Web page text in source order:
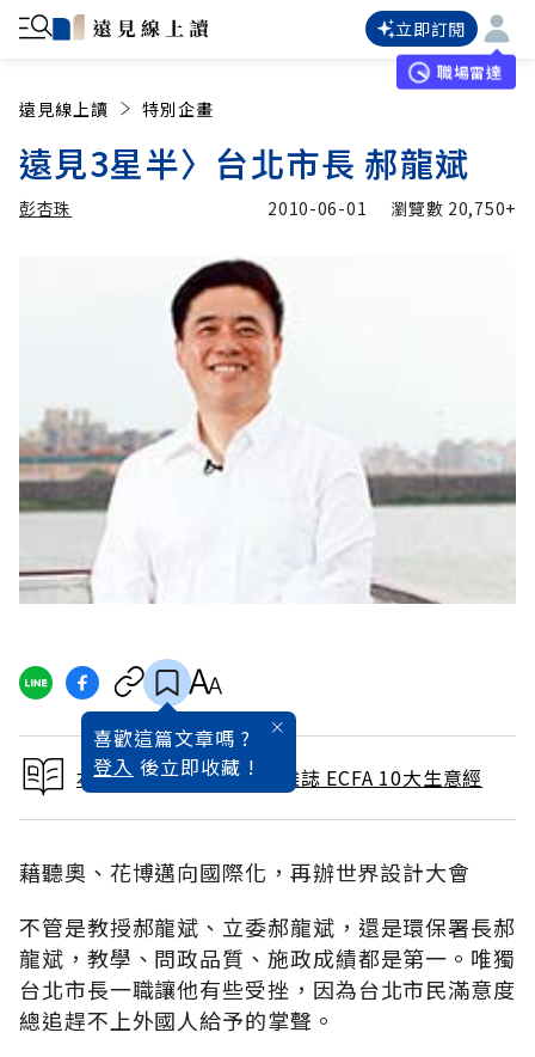
立即訂閱
職場雷達
遠見線上讀 特別企畫
遠見3星半〉台北市長 郝龍斌
彭杏珠
加入追蹤
2010-06-01 瀏覽數 20,750+
喜歡這篇文章嗎 ?
登入 後立即收藏 !
本文出自 2010 / 6月號雜誌 ECFA 10大生意經
藉聽奧、花博邁向國際化，再辦世界設計大會
不管是教授郝龍斌、立委郝龍斌，還是環保署長郝
龍斌，教學、問政品質、施政成績都是第一。唯獨
台北市長一職讓他有些受挫，因為台北市民滿意度
總追趕不上外國人給予的掌聲。